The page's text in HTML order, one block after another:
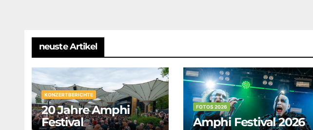
neuste Artikel
KONZERTBERICHTE
20 Jahre Amphi
Festival
FOTOS 2026
Amphi Festival 2026